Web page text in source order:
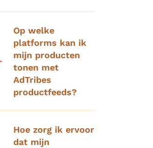
Op welke
platforms kan ik
mijn producten
tonen met
AdTribes
productfeeds?
Hoe zorg ik ervoor
dat mijn